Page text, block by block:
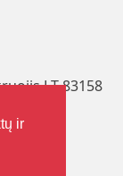
LT-83158
ir